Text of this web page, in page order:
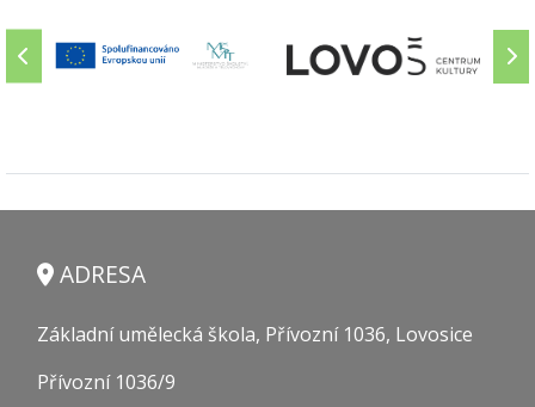
ADRESA
Základní umělecká škola, Přívozní 1036, Lovosice
Přívozní 1036/9